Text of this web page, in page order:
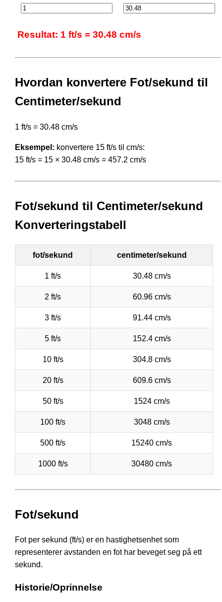
Resultat: 1 ft/s = 30.48 cm/s
Hvordan konvertere Fot/sekund til
Centimeter/sekund
1 ft/s = 30.48 cm/s
Eksempel: konvertere 15 ft/s til cm/s:
15 ft/s = 15 × 30.48 cm/s = 457.2 cm/s
Fot/sekund til Centimeter/sekund
Konverteringstabell
fot/sekund centimeter/sekund
1 ft/s 30.48 cm/s
2 ft/s 60.96 cm/s
3 ft/s 91.44 cm/s
5 ft/s 152.4 cm/s
10 ft/s 304.8 cm/s
20 ft/s 609.6 cm/s
50 ft/s 1524 cm/s
100 ft/s 3048 cm/s
500 ft/s 15240 cm/s
1000 ft/s 30480 cm/s
Fot/sekund
Fot per sekund (ft/s) er en hastighetsenhet som
representerer avstanden en fot har beveget seg på ett
sekund.
Historie/Oprinnelse